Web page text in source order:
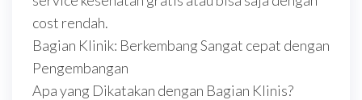
cost rendah.
Bagian Klinik: Berkembang Sangat cepat dengan
Pengembangan
Apa yang Dikatakan dengan Bagian Klinis?